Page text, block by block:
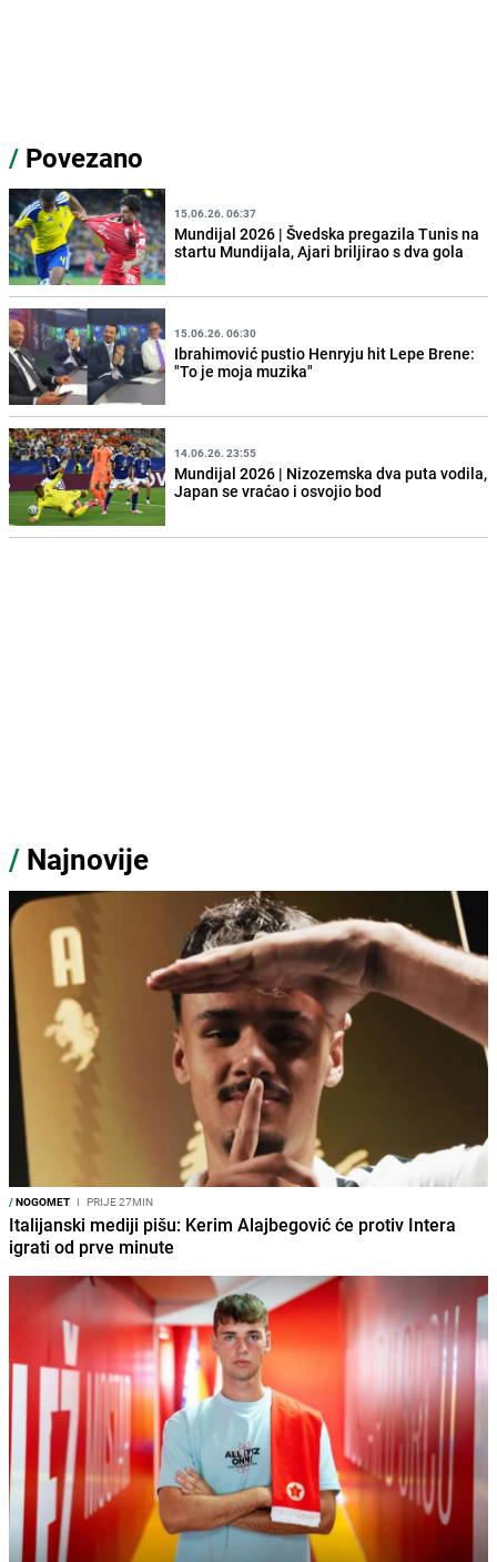
/ Povezano
15.06.26. 06:37
Mundijal 2026 | Švedska pregazila Tunis na
startu Mundijala, Ajari briljirao s dva gola
15.06.26. 06:30
Ibrahimović pustio Henryju hit Lepe Brene:
"To je moja muzika"
14.06.26. 23:55
Mundijal 2026 | Nizozemska dva puta vodila,
Japan se vraćao i osvojio bod
/ Najnovije
/NOGOMET I PRIJE 27MIN
Italijanski mediji pišu: Kerim Alajbegović će protiv Intera
igrati od prve minute